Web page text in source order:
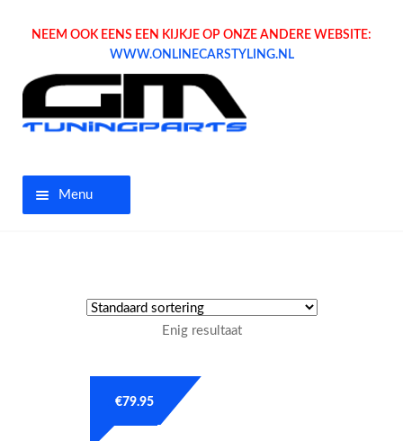
NEEM OOK EENS EEN KIJKJE OP ONZE ANDERE WEBSITE:
WWW.ONLINECARSTYLING.NL
Menu
Tuning parts
Enig resultaat
€79.95